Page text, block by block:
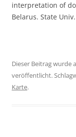
interpretation of
Belarus. State
Dieser Beitrag wurde
veröffentlicht.
Karte.